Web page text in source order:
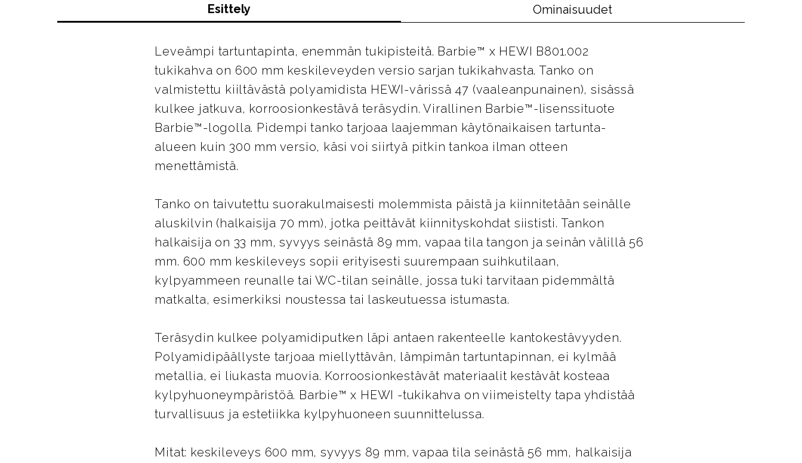
Esittely Ominaisuudet
Leveämpi tartuntapinta, enemmän tukipisteitä. Barbie™ x HEWI B801.002
tukikahva on 600 mm keskileveyden versio sarjan tukikahvasta. Tanko on
valmistettu kiiltävästä polyamidista HEWI-värissä 47 (vaaleanpunainen), sisässä
kulkee jatkuva, korroosionkestävä teräsydin. Virallinen Barbie™-lisenssituote
Barbie™-logolla. Pidempi tanko tarjoaa laajemman käytönaikaisen tartunta-
alueen kuin 300 mm versio, käsi voi siirtyä pitkin tankoa ilman otteen
menettämistä.
Tanko on taivutettu suorakulmaisesti molemmista päistä ja kiinnitetään seinälle
aluskilvin (halkaisija 70 mm), jotka peittävät kiinnityskohdat siististi. Tankon
halkaisija on 33 mm, syvyys seinästä 89 mm, vapaa tila tangon ja seinän välillä 56
mm. 600 mm keskileveys sopii erityisesti suurempaan suihkutilaan,
kylpyammeen reunalle tai WC-tilan seinälle, jossa tuki tarvitaan pidemmältä
matkalta, esimerkiksi noustessa tai laskeutuessa istumasta.
Teräsydin kulkee polyamidiputken läpi antaen rakenteelle kantokestävyyden.
Polyamidipäällyste tarjoaa miellyttävän, lämpimän tartuntapinnan, ei kylmää
metallia, ei liukasta muovia. Korroosionkestävät materiaalit kestävät kosteaa
kylpyhuoneympäristöä. Barbie™ x HEWI -tukikahva on viimeistelty tapa yhdistää
turvallisuus ja estetiikka kylpyhuoneen suunnittelussa.
Mitat: keskileveys 600 mm, syvyys 89 mm, vapaa tila seinästä 56 mm, halkaisija